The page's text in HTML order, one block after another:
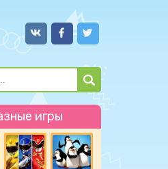
игры